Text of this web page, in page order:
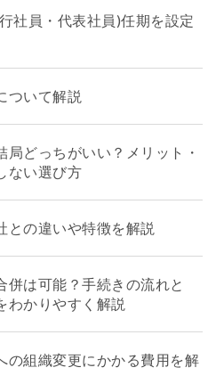
社員・代表社員)任期を設定
ついて解説
どっちがいい？メリット・
ない選び方
との違いや特徴を解説
併は可能？手続きの流れと
わかりやすく解説
の組織変更にかかる費用を解